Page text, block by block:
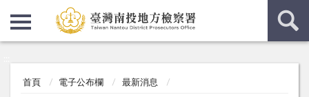
首頁 電子公布欄 最新消息